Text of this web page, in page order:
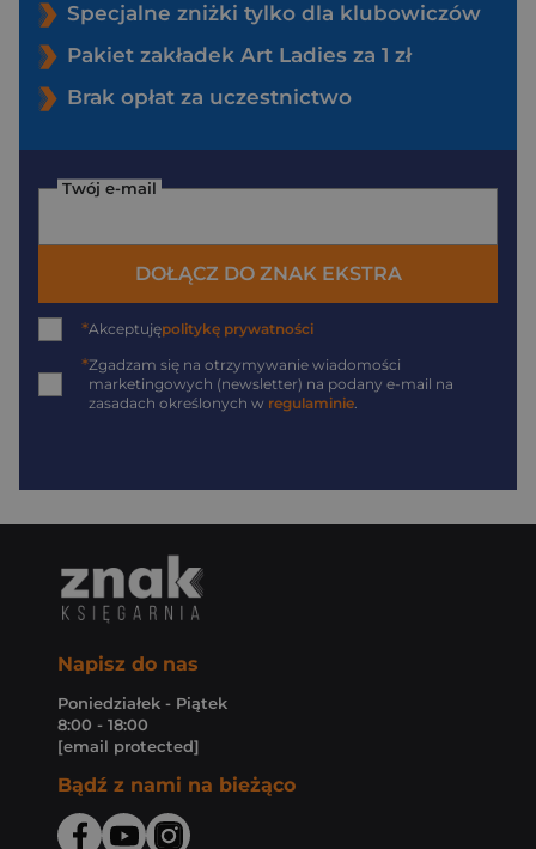
Specjalne zniżki tylko dla klubowiczów
Pakiet zakładek Art Ladies za 1 zł
Brak opłat za uczestnictwo
Twój e-mail
DOŁĄCZ DO ZNAK EKSTRA
*Akceptujępolitykę prywatności
*Zgadzam się na otrzymywanie wiadomości
marketingowych (newsletter) na podany e-mail na
zasadach określonych w regulaminie.
Napisz do nas
Poniedziałek - Piątek
8:00 - 18:00
[email protected]
Bądź z nami na bieżąco